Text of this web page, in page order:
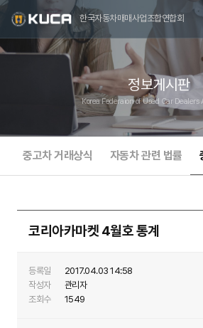
한국자동차매매사업조합연합회
정보게시판
Korea Federaion of Used Car Dealers
중고차 거래상식 자동차 관련 법률
코리아카마켓 4월호 통계
등록일
2017.04.03 14:58
작성자
관리자
조회수
1549